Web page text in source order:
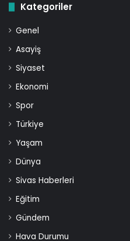
Kategoriler
Genel
Asayiş
Siyaset
Ekonomi
Spor
Türkiye
Yaşam
Dünya
Sivas Haberleri
Eğitim
Gündem
Hava Durumu